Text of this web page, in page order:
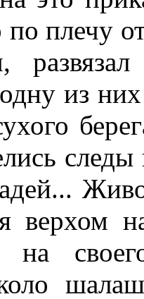
по плечу
из
верхом
на